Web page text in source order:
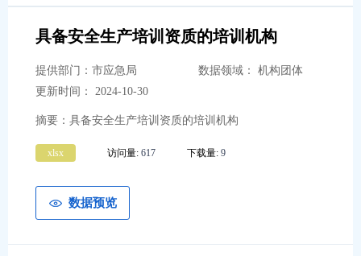
具备安全生产培训资质的培训机构
提供部门：市应急局
数据领域： 机构团体
更新时间： 2024-10-30
摘要：具备安全生产培训资质的培训机构
xlsx 访问量: 617 下载量: 9
数据预览